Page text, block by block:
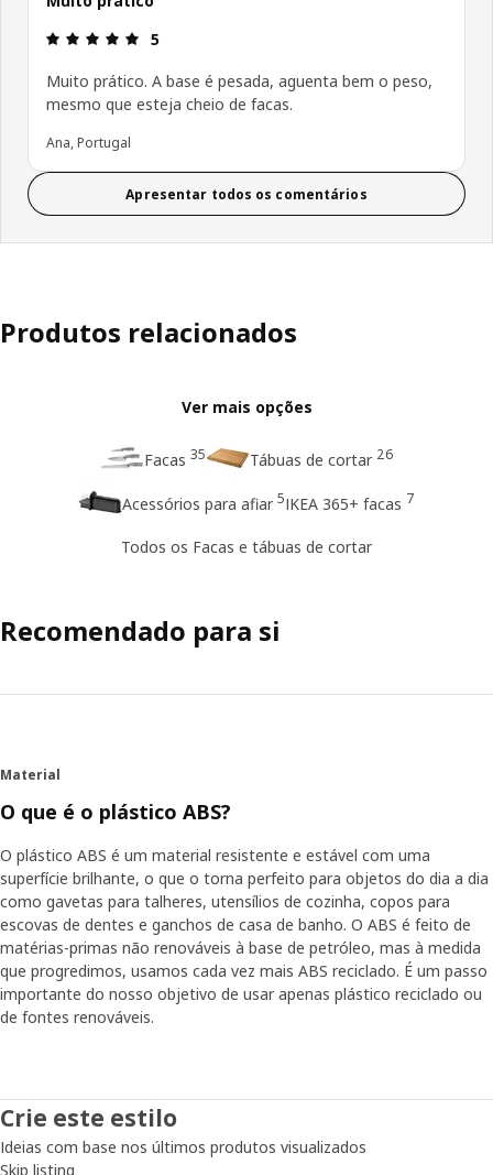
Avaliações: 5 de 5 estrelas.
5
Muito prático. A base é pesada, aguenta bem o peso,
mesmo que esteja cheio de facas.
Ana, Portugal
Apresentar todos os comentários
Produtos relacionados
Ver mais opções
Facas 35 Tábuas de cortar 26
Acessórios para afiar 5IKEA 365+ facas 7
Todos os Facas e tábuas de cortar
Recomendado para si
Material
O que é o plástico ABS?
O plástico ABS é um material resistente e estável com uma
superfície brilhante, o que o torna perfeito para objetos do dia a dia
como gavetas para talheres, utensílios de cozinha, copos para
escovas de dentes e ganchos de casa de banho. O ABS é feito de
matérias-primas não renováveis à base de petróleo, mas à medida
que progredimos, usamos cada vez mais ABS reciclado. É um passo
importante do nosso objetivo de usar apenas plástico reciclado ou
de fontes renováveis.
Crie este estilo
Ideias com base nos últimos produtos visualizados
Skip listing